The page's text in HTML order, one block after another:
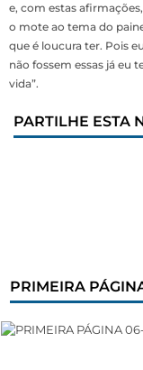
e, com estas
o mote ao tema do
que é loucura ter. Pois
não fossem essas já eu
vida”.
PARTILHE ESTA
PRIMEIRA